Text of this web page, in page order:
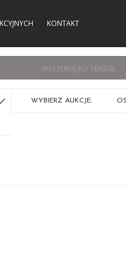
KONTAKT
WYBIERZ AUKCJE: